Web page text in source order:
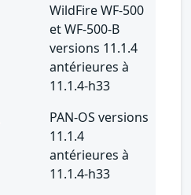
WildFire WF-500
et WF-500-B
versions 11.1.4
antérieures à
11.1.4-h33
PAN-OS versions
11.1.4
antérieures à
11.1.4-h33